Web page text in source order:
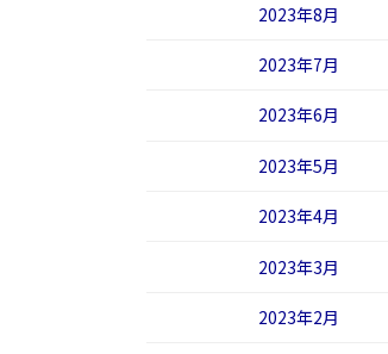
2023年8月
2023年7月
2023年6月
2023年5月
2023年4月
2023年3月
2023年2月